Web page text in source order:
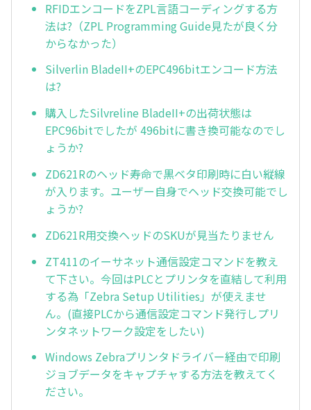
RFIDエンコードをZPL言語コーディングする方
法は?（ZPL Programming Guide見たが良く分
からなかった）
Silverlin BladeII+のEPC496bitエンコード方法
は?
購入したSilvreline BladeII+の出荷状態は
EPC96bitでしたが 496bitに書き換可能なのでし
ょうか?
ZD621Rのヘッド寿命で黒ベタ印刷時に白い縦線
が入ります。ユーザー自身でヘッド交換可能でし
ょうか?
ZD621R用交換ヘッドのSKUが見当たりません
ZT411のイーサネット通信設定コマンドを教え
て下さい。今回はPLCとプリンタを直結して利用
する為「Zebra Setup Utilities」が使えませ
ん。(直接PLCから通信設定コマンド発行しプリ
ンタネットワーク設定をしたい)
Windows Zebraプリンタドライバー経由で印刷
ジョブデータをキャプチャする方法を教えてく
ださい。